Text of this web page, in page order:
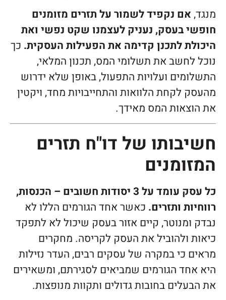
מנגד,אם נקפיד לשמור על תזרים מזומנים
חופשי בעסק, נעניק לעצמנו שקט נפשי ואת
היכולת לתכנן קדימה את הפעילות העסקית. כך
נוכל לחשב את תשלומי המס, תכנון המלאי,
התשלומים ועלויות התפעול, באופן שלא ידרוש
מהעסק לקחת הלוואות והתחייבויות מחד, ויקטין
את הוצאות המס מאידך.
חשיבותו של דו"ח תזרים
המזומנים
כל עסק עומד על 3 יסודות חשובים – הכנסות,
רווחיות ותזרים. כאשר אחד הגורמים הללו לא
נבדק ומנוטר, קיים אזור בעסק שיכול לא לתפקד
כיאות ולהוביל את העסק לקריסה. מחקרים
מראים כי במקרה של עסקים רבים, העדר נזילות
היא אחד הגורמים שמביאים לסגירתם, ומשאירים
את הבעלים בחובות גדולים ותקוות מנופצות.